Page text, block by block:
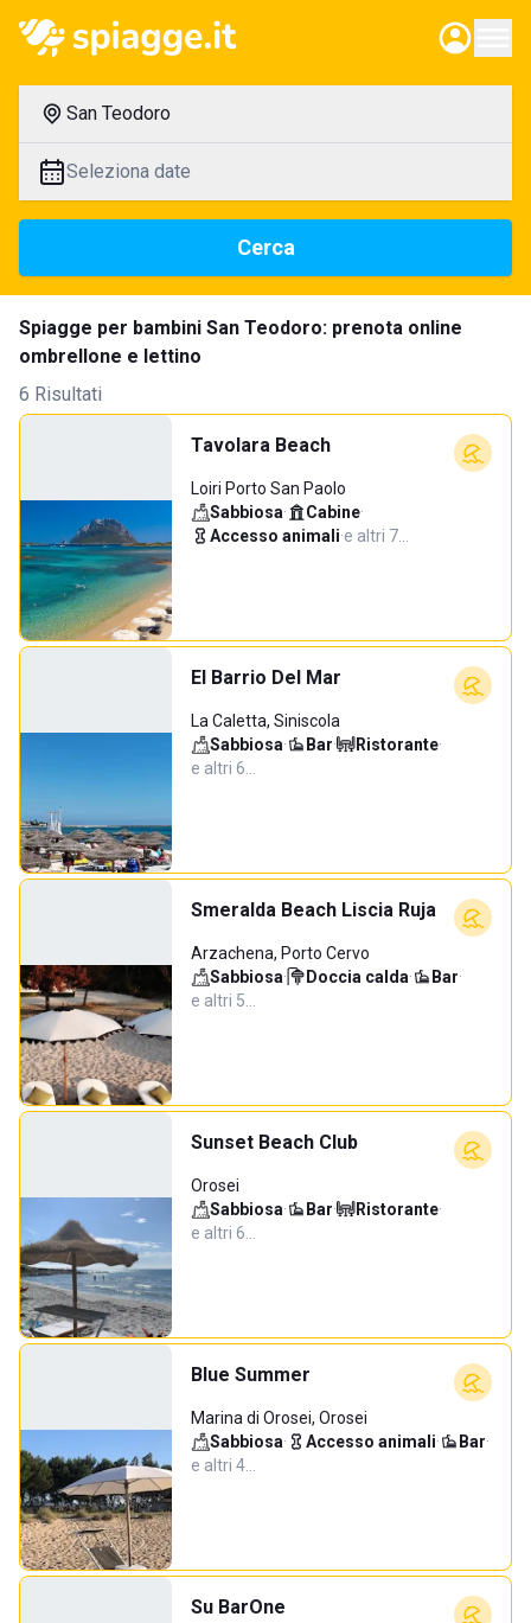
San Teodoro
Seleziona date
Cerca
Spiagge per bambini San Teodoro: prenota online
ombrellone e lettino
6 Risultati
Tavolara Beach
Loiri Porto San Paolo
Sabbiosa· Cabine·
Accesso animali·e altri 7…
El Barrio Del Mar
La Caletta, Siniscola
Sabbiosa· Bar· Ristorante·
e altri 6…
Smeralda Beach Liscia Ruja
Arzachena, Porto Cervo
Sabbiosa· Doccia calda· Bar·
e altri 5…
Sunset Beach Club
Orosei
Sabbiosa· Bar· Ristorante·
e altri 6…
Blue Summer
Marina di Orosei, Orosei
Sabbiosa· Accesso animali· Bar·
e altri 4…
Su BarOne